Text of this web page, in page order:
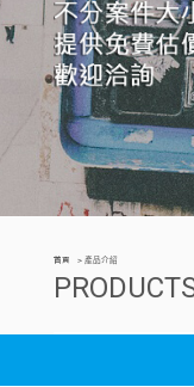
首頁 產品介紹